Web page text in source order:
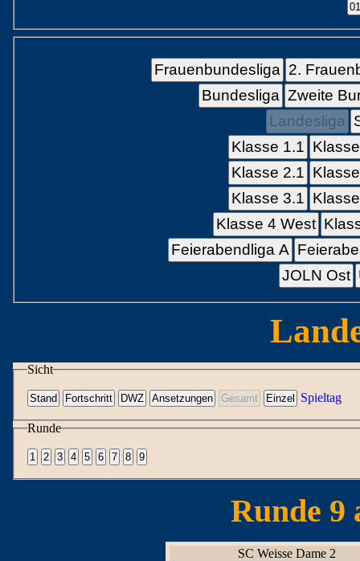
Frauenbundesliga 2.
Bundesliga Zweite
Landesliga
Klasse 1.1
Klasse 2.1
Klasse 3.1
Klasse 4 West
Feierabendliga A
JOLN Ost
Sicht
Spieltag
Runde
Runde 9
SC Weisse Dame 2